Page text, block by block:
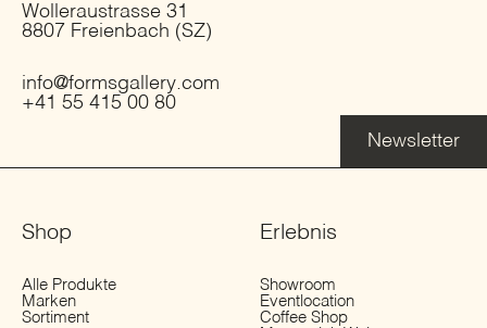
Wolleraustrasse 31
8807 Freienbach (SZ)
info@formsgallery.com
+41 55 415 00 80
Newsletter
Shop
Alle Produkte
Marken
Sortiment
Erlebnis
Showroom
Eventlocation
Coffee Shop